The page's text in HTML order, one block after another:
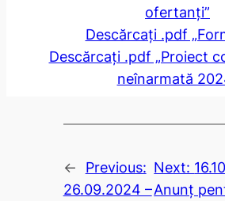
ofertanți”
Descărcați .pdf
Descărcați .pdf „Proiect
neînarmată
←
Previous:
26.09.2024 –
Next:
Anunț